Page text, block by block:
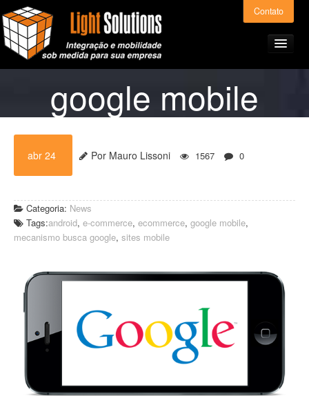
Contato
Home
Produtos e Serviços
Light ERP – Preços
A Light Solutions
Alianças
Blog
google mobile
abr 24 Por Mauro Lissoni 1567 0
Categoria: News
Tags:android, e-commerce, ecommerce, google mobile,
mecanismo busca google, sites mobile